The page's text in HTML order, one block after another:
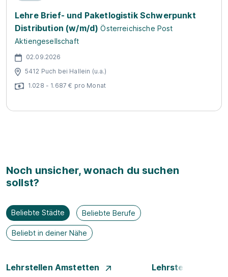
Lehre Brief- und Paketlogistik Schwerpunkt
Distribution (w/m/d) Österreichische Post
Aktiengesellschaft
02.09.2026
5412 Puch bei Hallein (u.a.)
1.028 - 1.687 € pro Monat
Noch unsicher, wonach du suchen
sollst?
Beliebte Städte Beliebte Berufe
Beliebt in deiner Nähe
Lehrstellen Amstetten
Lehrstellen